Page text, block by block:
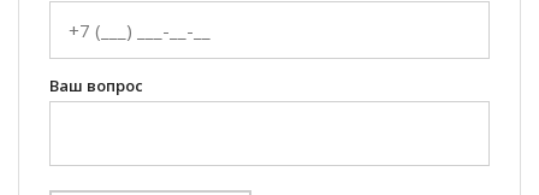
Ваш вопрос